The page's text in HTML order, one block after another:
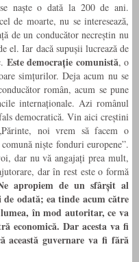
naște o dată la 200 de ani.
de moarte, nu se interesează,
de un conducător necreștin nu
el. Iar dacă supușii lucrează de
Este democrație comunistă, o
simțurilor. Deja acum nu se
român, acum se pune
internaționale. Azi românul
democratică. Vin aici creștini
noi vrem să facem o
niște fon­duri europene”.
dar nu vă angajați prea mult,
dar în rest este o formă
apropi­em de un sfârșit al
odată; ea tinde acum către
în mod autoritar, ce va
economică. Dar acesta va fi
această guvernare va fi fără